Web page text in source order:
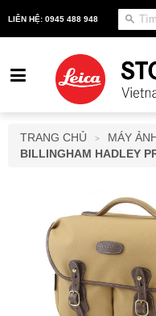
LIÊN HỆ: 0945 488 948
TRANG CHỦ > MÁY
BILLINGHAM HADLEY